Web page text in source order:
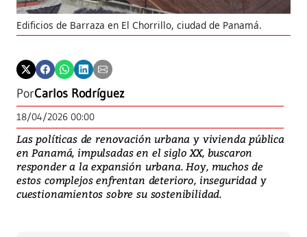
Edificios de Barraza en El Chorrillo, ciudad de Panamá.
PorCarlos Rodríguez
18/04/2026 00:00
Las políticas de renovación urbana y vivienda pública
en Panamá, impulsadas en el siglo XX, buscaron
responder a la expansión urbana. Hoy, muchos de
estos complejos enfrentan deterioro, inseguridad y
cuestionamientos sobre su sostenibilidad.